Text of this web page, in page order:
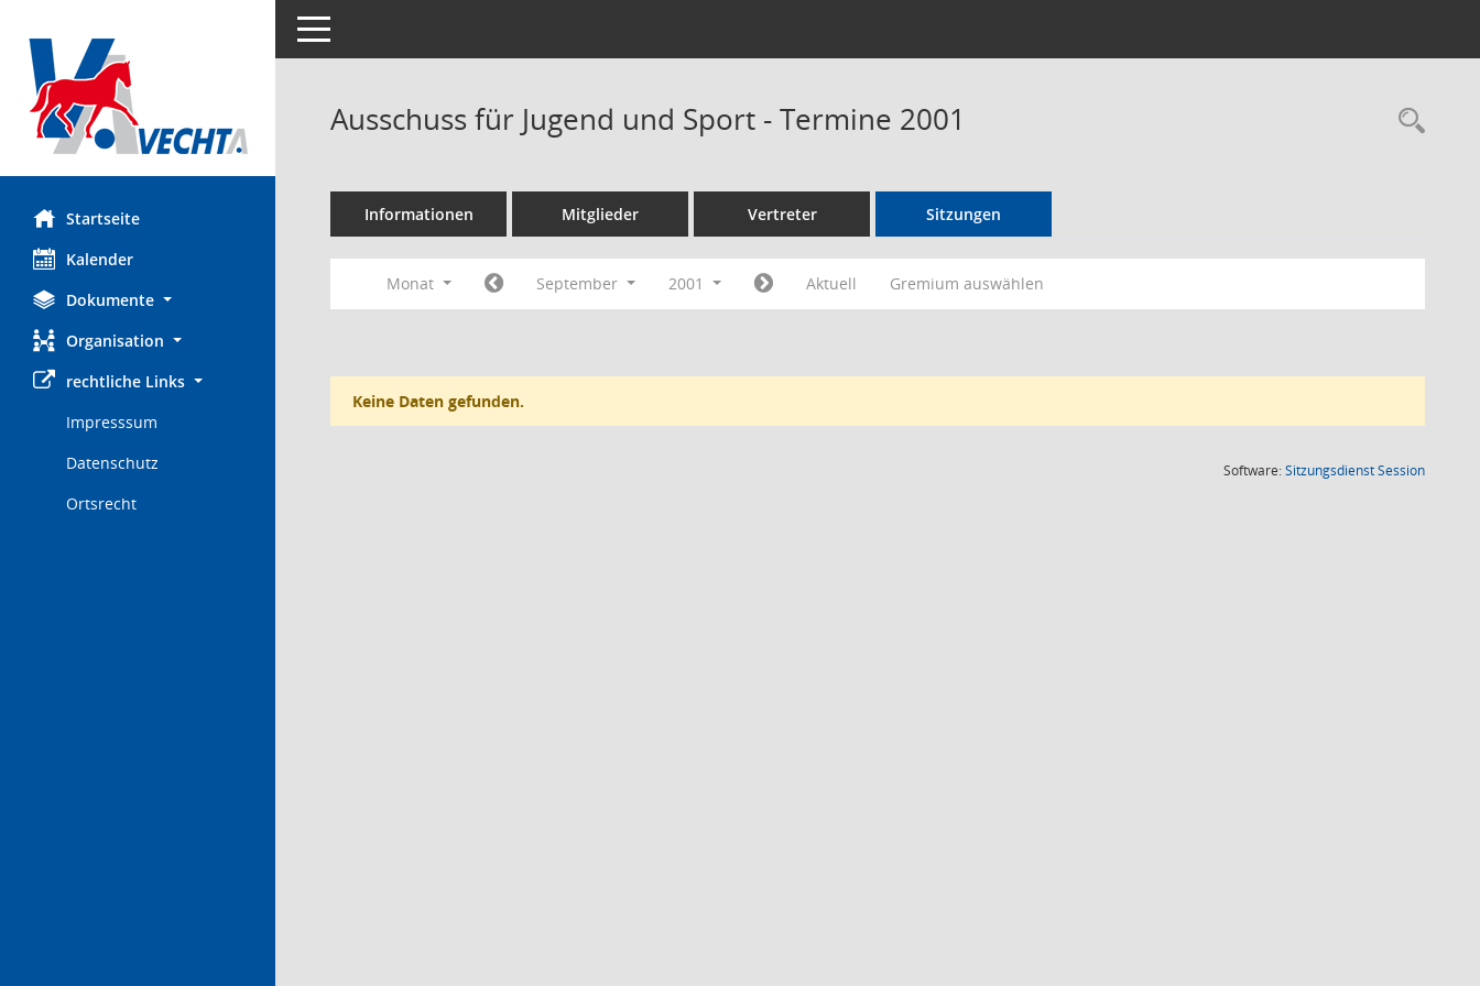
Startseite
Kalender
Dokumente
Organisation
rechtliche Links
Impresssum
Datenschutz
Ortsrecht
Toggle navigation
Ausschuss für Jugend und Sport - Termine 2001
Informationen Mitglieder Vertreter Sitzungen
Monat September 2001 Aktuell Gremium auswählen
Keine Daten gefunden.
Software:SitzungsdienstSession(Wird in